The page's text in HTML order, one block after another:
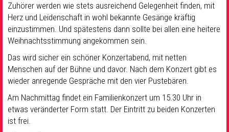
Zuhörer werden wie stets ausreichend Gelegenheit finden, mit
Herz und Leidenschaft in wohl bekannte Gesänge kräftig
einzustimmen. Und spätestens dann sollte bei allen eine heitere
Weihnachtsstimmung angekommen sein.
Das wird sicher ein schöner Konzertabend, mit netten
Menschen auf der Bühne und davor. Nach dem Konzert gibt es
wieder anregende Gespräche mit den vier Pustebären.
Am Nachmittag findet ein Familienkonzert um 15.30 Uhr in
etwas veränderter Form statt. Der Eintritt zu beiden Konzerten
ist frei.